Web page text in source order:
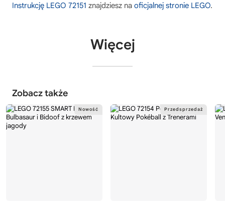
Instrukcję LEGO 72151 znajdziesz na oficjalnej stronie LEGO.
Więcej
Zobacz także